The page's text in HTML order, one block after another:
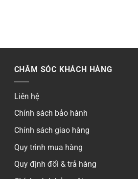
CHĂM SÓC KHÁCH HÀNG
Liên hệ
Chính sách bảo hành
Chính sách giao hàng
Quy trình mua hàng
Quy định đổi & trả hàng